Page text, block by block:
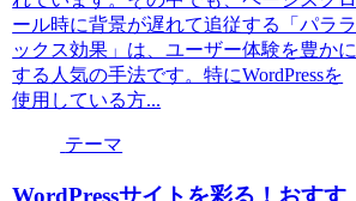
ール時に背景が遅れて追従する「パララ
ックス効果」は、ユーザー体験を豊かに
する人気の手法です。特にWordPressを
使用している方...
テーマ
WordPressサイトを彩る！おすす